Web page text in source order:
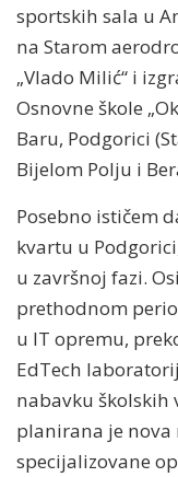
sportskih sala u
na Starom
„Vlado Milić“ i
Osnovne škole
Baru, Podgorici
Bijelom Polju i
Posebno ističem
kvartu u
u završnoj fazi.
prethodnom
u IT opremu,
EdTech
nabavku školskih
planirana je nova
specijalizovane